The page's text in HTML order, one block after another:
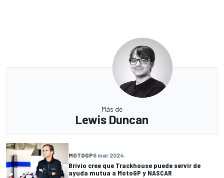
Más de
Lewis Duncan
MOTOGP6 mar 2024
Brivio cree que Trackhouse puede servir de
ayuda mutua a MotoGP y NASCAR